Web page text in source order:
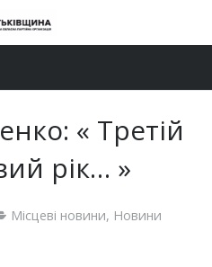
« Третій
рік… »
Місцеві новини, Новини